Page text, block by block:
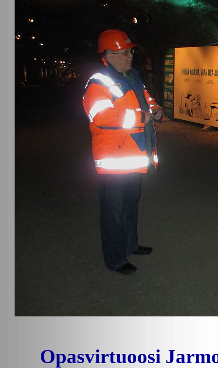
Opasvirtuoosi